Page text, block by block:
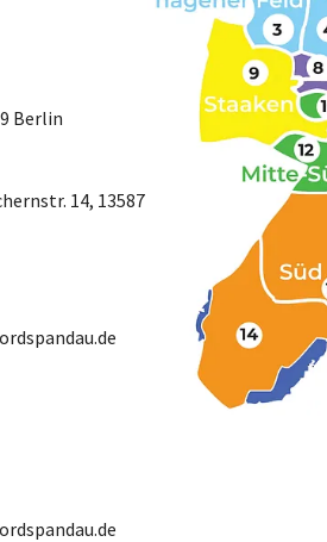
Berlin
14, 13587